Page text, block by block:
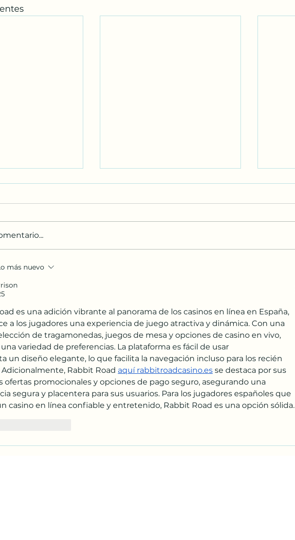
MUNDO.
más nuevo
es una adición vibrante al panorama de los casinos en línea en España,
a los jugadores una experiencia de juego atractiva y dinámica. Con una
de tragamonedas, juegos de mesa y opciones de casino en vivo,
una variedad de preferencias. La plataforma es fácil de usar
un diseño elegante, lo que facilita la navegación incluso para los recién
Adicionalmente, Rabbit Road aquí rabbitroadcasino.es se destaca por sus
ofertas promocionales y opciones de pago seguro, asegurando una
segura y placentera para sus usuarios. Para los jugadores españoles que
casino en línea confiable y entretenido, Rabbit Road es una opción sólida.